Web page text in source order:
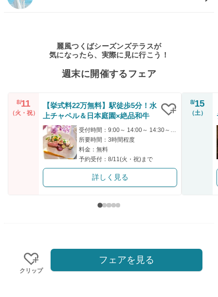
麗風つくばシーズンズテラスが
気になったら、実際に見に行こう！
週末に開催するフェア
8/11
（火・祝）
【挙式料22万無料】駅徒歩5分！水
上チャペル＆日本庭園×絶品和牛
所要時間：3時間程度
料金：無料
予約受付：8/11(火・祝)まで
詳しく見る
8/15
（土）
クリップ
フェアを見る